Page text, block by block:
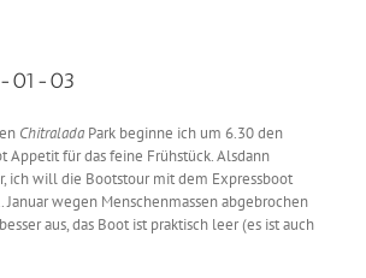
01-03
ChitraladaPark beginne ich um 6.30 den
Appetit für das feine Frühstück. Alsdann
ich will die Bootstour mit dem Expressboot
Januar wegen Menschenmassen abgebrochen
aus, das Boot ist praktisch leer (es ist auch